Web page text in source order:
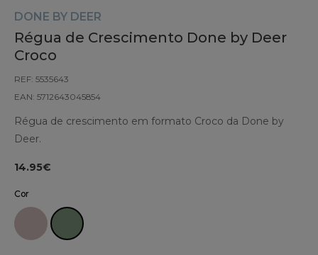
DONE BY DEER
Régua de Crescimento Done by Deer
Croco
REF: 5535643
EAN: 5712643045854
Régua de crescimento em formato Croco da Done by
Deer.
14.95€
Cor